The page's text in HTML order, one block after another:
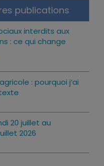
publications
interdits aux
: ce qui change
: pourquoi j’ai
20 juillet au
2026